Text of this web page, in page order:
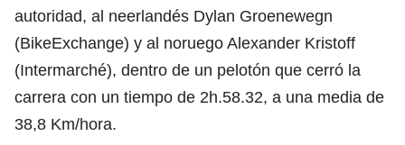
autoridad, al neerlandés Dylan Groenewegn
(BikeExchange) y al noruego Alexander Kristoff
(Intermarché), dentro de un pelotón que cerró la
carrera con un tiempo de 2h.58.32, a una media de
38,8 Km/hora.